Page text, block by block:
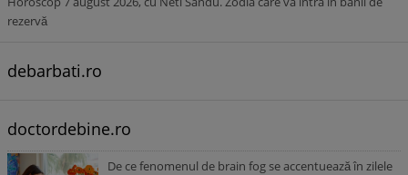
rezervă
debarbati.ro
doctordebine.ro
De ce fenomenul de brain fog se accentuează în zilele